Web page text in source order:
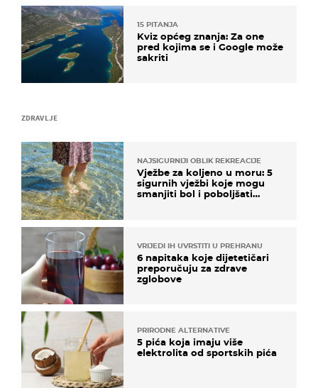
ZDRAVLJE
NAJSIGURNIJI OBLIK REKREACIJE
Vježbe za koljeno u moru: 5
sigurnih vježbi koje mogu
smanjiti bol i poboljšati
VRIJEDI IH UVRSTITI U PREHRANU
6 napitaka koje dijetetičari
preporučuju za zdrave
zglobove
PRIRODNE ALTERNATIVE
5 pića koja imaju više
elektrolita od sportskih pića
15 PITANJA
Kviz općeg znanja: Za one
pred kojima se i Google može
sakriti